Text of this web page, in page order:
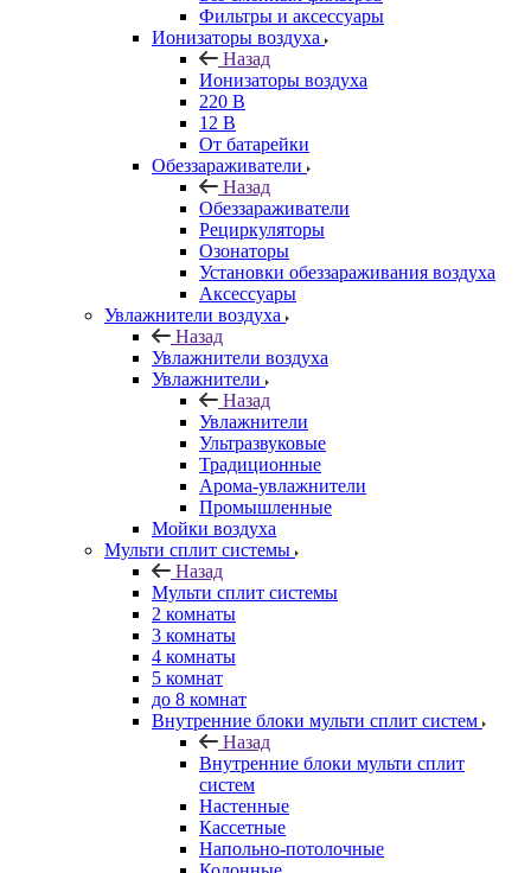
Фильтры и аксессуары
Ионизаторы воздуха
Назад
Ионизаторы воздуха
220 В
12 В
От батарейки
Обеззараживатели
Назад
Обеззараживатели
Рециркуляторы
Озонаторы
Установки обеззараживания воздуха
Аксессуары
Увлажнители воздуха
Назад
Увлажнители воздуха
Увлажнители
Назад
Увлажнители
Ультразвуковые
Традиционные
Арома-увлажнители
Промышленные
Мойки воздуха
Мульти сплит системы
Назад
Мульти сплит системы
2 комнаты
3 комнаты
4 комнаты
5 комнат
до 8 комнат
Внутренние блоки мульти сплит систем
Назад
Внутренние блоки мульти сплит
систем
Настенные
Кассетные
Напольно-потолочные